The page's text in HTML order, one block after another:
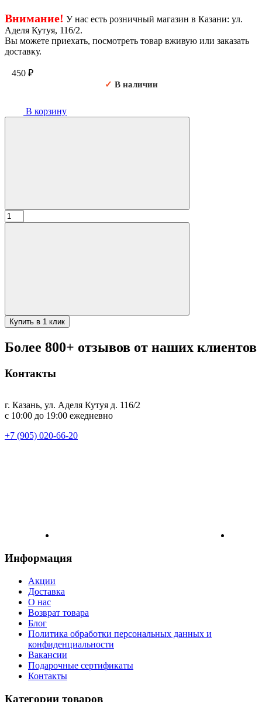
Внимание! У нас есть розничный магазин в Казани: ул.
Аделя Кутуя, 116/2.
Вы можете приехать, посмотреть товар вживую или заказать
доставку.
450 ₽
✓ В наличии
В корзину
Количество
товара
Купить в 1 клик
Более 800+ отзывов от наших клиентов
Контакты
г. Казань, ул. Аделя Кутуя д. 116/2
с 10:00 до 19:00 ежедневно
+7 (905) 020-66-20
Информация
Акции
Доставка
О нас
Возврат товара
Блог
Политика обработки персональных данных и
конфиденциальности
Вакансии
Подарочные сертификаты
Контакты
Категории товаров